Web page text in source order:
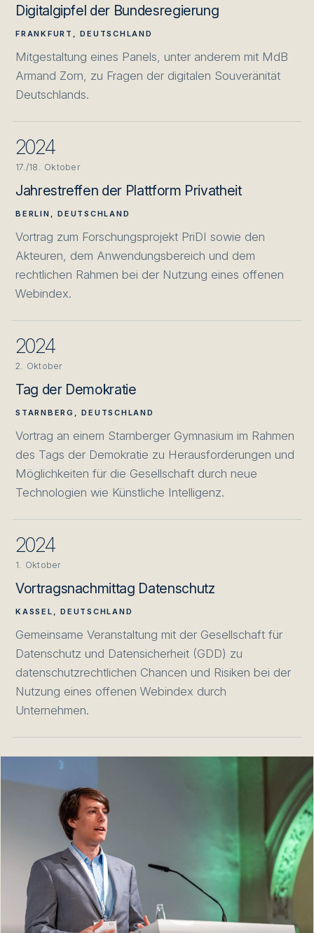
Digitalgipfel der Bundesregierung
FRANKFURT, DEUTSCHLAND
Mitgestaltung eines Panels, unter anderem mit MdB
Armand Zorn, zu Fragen der digitalen Souveränität
Deutschlands.
2024
17./18. Oktober
Jahrestreffen der Plattform Privatheit
BERLIN, DEUTSCHLAND
Vortrag zum Forschungsprojekt PriDI sowie den
Akteuren, dem Anwendungsbereich und dem
rechtlichen Rahmen bei der Nutzung eines offenen
Webindex.
2024
2. Oktober
Tag der Demokratie
STARNBERG, DEUTSCHLAND
Vortrag an einem Starnberger Gymnasium im Rahmen
des Tags der Demokratie zu Herausforderungen und
Möglichkeiten für die Gesellschaft durch neue
Technologien wie Künstliche Intelligenz.
2024
1. Oktober
Vortragsnachmittag Datenschutz
KASSEL, DEUTSCHLAND
Gemeinsame Veranstaltung mit der Gesellschaft für
Datenschutz und Datensicherheit (GDD) zu
datenschutzrechtlichen Chancen und Risiken bei der
Nutzung eines offenen Webindex durch
Unternehmen.